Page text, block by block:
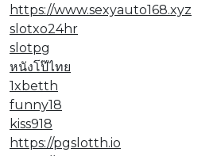
https://www.sexyauto168.xyz
slotxo24hr
slotpg
หนังโป๊ไทย
1xbetth
funny18
kiss918
https://pgslotth.io